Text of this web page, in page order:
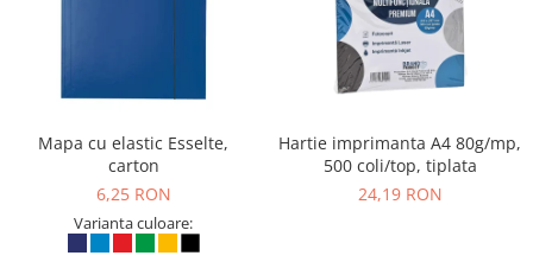
Mapa cu elastic Esselte,
carton
6,25 RON
Varianta culoare:
Hartie imprimanta A4 80g/mp,
500 coli/top, tiplata
24,19 RON